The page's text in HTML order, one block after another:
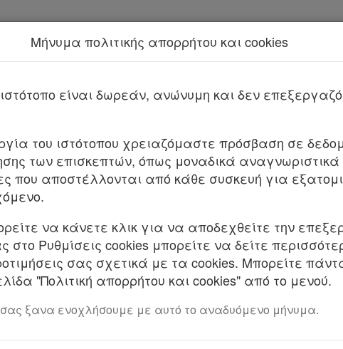
Νέα υπηρεσία Kodiko Assistant.
επέφερε το Νόμο 5314/2026
Υποδομών και Μεταφορών και άλλες
ΔΗΜΟΚΡΑΤΙΑΣ
νόμο που ψήφισε η Βουλή:
ΚΕΦΑΛΑΙΟ Α΄
ΤΟΥ ΥΠΟΥΡΓΕΙΟΥ ΥΠΟΔΟΜΩΝ ΚΑΙ ΜΕΤΑΦΟΡΩΝ
Άρθρο 1
θεωρητικών εξετάσεων και δοκιμασιών
Μήνυμα πολιτικής απορρήτου και cookies
είναι δωρεάν, ανώνυμη και δεν
του ιστότοπου χρειαζόμαστε πρόσβαση σε
των επισκεπτών, όπως μοναδικά αναγνωριστικά
που αποστέλλονται από κάθε συσκευή για
να κάνετε κλικ για να αποδεχθείτε την
Ρυθμίσεις cookies μπορείτε να δείτε
σας σχετικά με τα cookies. Μπορείτε
"Πολιτική απορρήτου και cookies" από το μενού.
ξανα ενοχλήσουμε με αυτό το αναδυόμενο μήνυμα.